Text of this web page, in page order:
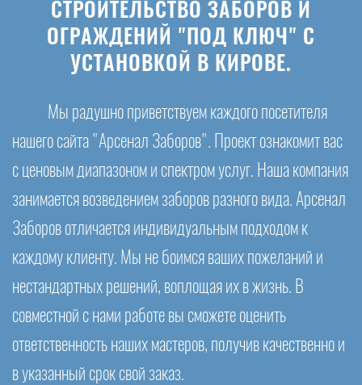
СТРОИТЕЛЬСТВО ЗАБОРОВ И
ОГРАЖДЕНИЙ "ПОД КЛЮЧ" С
УСТАНОВКОЙ В КИРОВЕ.
Мы радушно приветствуем каждого посетителя
нашего сайта "Арсенал Заборов". Проект ознакомит вас
с ценовым диапазоном и спектром услуг. Наша компания
занимается возведением заборов разного вида. Арсенал
Заборов отличается индивидуальным подходом к
каждому клиенту. Мы не боимся ваших пожеланий и
нестандартных решений, воплощая их в жизнь. В
совместной с нами работе вы сможете оценить
ответственность наших мастеров, получив качественно и
в указанный срок свой заказ.